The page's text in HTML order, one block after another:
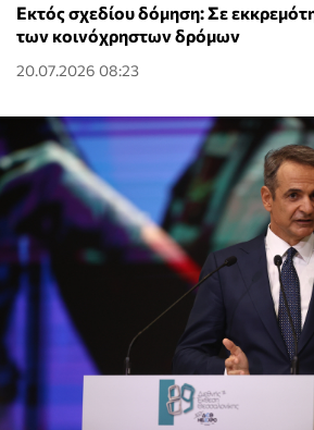
Εκτός σχεδίου δόμηση: Σε
των κοινόχρηστων δρόμων
20.07.2026 08:23